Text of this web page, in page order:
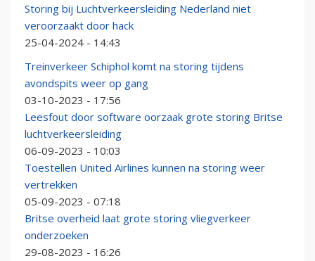
Storing bij Luchtverkeersleiding Nederland niet
veroorzaakt door hack
25-04-2024 - 14:43
Treinverkeer Schiphol komt na storing tijdens
avondspits weer op gang
03-10-2023 - 17:56
Leesfout door software oorzaak grote storing Britse
luchtverkeersleiding
06-09-2023 - 10:03
Toestellen United Airlines kunnen na storing weer
vertrekken
05-09-2023 - 07:18
Britse overheid laat grote storing vliegverkeer
onderzoeken
29-08-2023 - 16:26